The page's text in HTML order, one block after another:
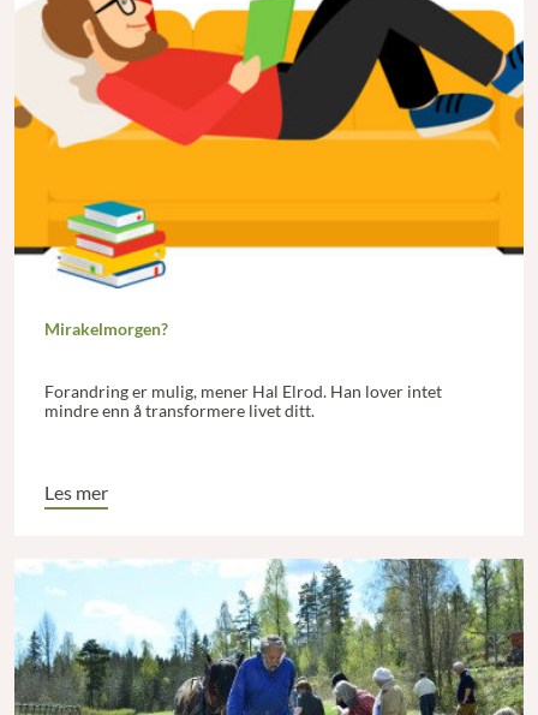
Mirakelmorgen?
Forandring er mulig, mener Hal Elrod. Han lover intet
mindre enn å transformere livet ditt.
Les mer